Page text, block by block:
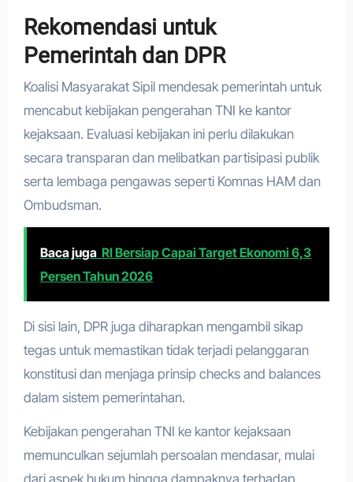
Rekomendasi untuk
Pemerintah dan DPR
Koalisi Masyarakat Sipil mendesak pemerintah untuk
mencabut kebijakan pengerahan TNI ke kantor
kejaksaan. Evaluasi kebijakan ini perlu dilakukan
secara transparan dan melibatkan partisipasi publik
serta lembaga pengawas seperti Komnas HAM dan
Ombudsman.
Baca juga RI Bersiap Capai Target Ekonomi 6,3
Persen Tahun 2026
Di sisi lain, DPR juga diharapkan mengambil sikap
tegas untuk memastikan tidak terjadi pelanggaran
konstitusi dan menjaga prinsip checks and balances
dalam sistem pemerintahan.
Kebijakan pengerahan TNI ke kantor kejaksaan
memunculkan sejumlah persoalan mendasar, mulai